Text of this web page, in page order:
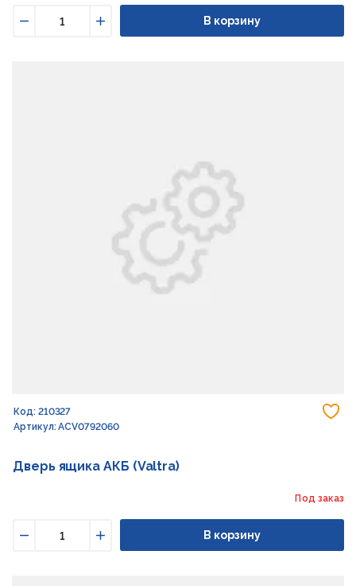
Увеличить
В корзину
Код: 210327
Артикул: ACV0792060
Дверь ящика АКБ (Valtra)
Под заказ
Увеличить
В корзину